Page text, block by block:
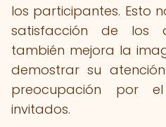
los participantes. Esto
satisfacción de los
también mejora la
demostrar su
preocupación por
invitados.